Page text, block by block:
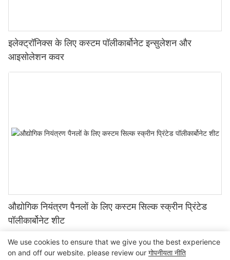
इलेक्ट्रॉनिक्स के लिए कस्टम पॉलीकार्बोनेट इन्सुलेशन और
आइसोलेशन कवर
औद्योगिक नियंत्रण पैनलों के लिए कस्टम सिल्क स्क्रीन प्रिंटेड
पॉलीकार्बोनेट शीट
We use cookies to ensure that we give you the best experience
on and off our website. please review our गोपनीयता नीति